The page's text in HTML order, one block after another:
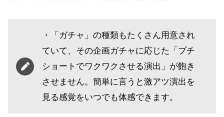
・「ガチャ」の種類もたくさん用意され
ていて、その企画ガチャに応じた「プチ
ショートでワクワクさせる演出」が飽き
させません。簡単に言うと激アツ演出を
見る感覚をいつでも体感できます。